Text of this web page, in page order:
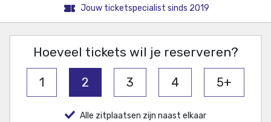
Jouw ticketspecialist sinds 2019
Hoeveel tickets wil je reserveren?
1 2 3 4 5+
Alle zitplaatsen zijn naast elkaar